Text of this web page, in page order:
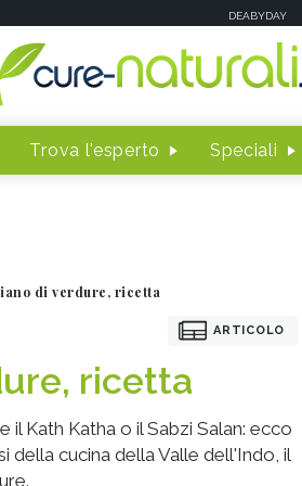
DEABYDAY
Trova l'esperto Speciali
di verdure, ricetta
ARTICOLO
ricetta
il Kath Katha o il Sabzi Salan: ecco
della cucina della Valle dell'Indo, il